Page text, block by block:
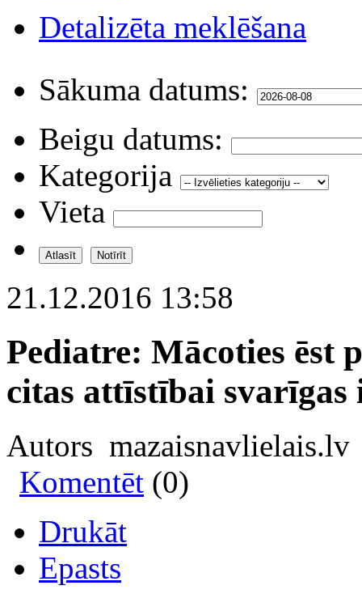
Detalizēta meklēšana
Sākuma datums:
Beigu datums:
Kategorija
Vieta
21.12.2016 13:58
Pediatre: Mācoties ēst
citas attīstībai svarīgas
Autors mazaisnavlielais.lv
Komentēt (0)
Drukāt
Epasts